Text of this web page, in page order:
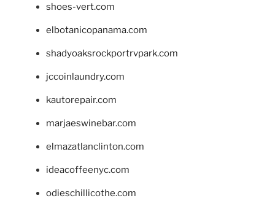
shoes-vert.com
elbotanicopanama.com
shadyoaksrockportrvpark.com
jccoinlaundry.com
kautorepair.com
marjaeswinebar.com
elmazatlanclinton.com
ideacoffeenyc.com
odieschillicothe.com